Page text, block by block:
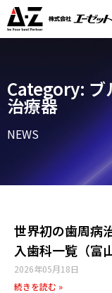
Category: ブ
治療器
NEWS
世界初の歯周病
入歯科一覧（富
2026年05月18日
続きを読む »